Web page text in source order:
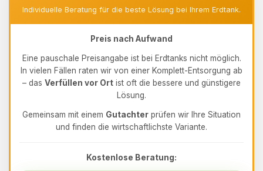
Individuelle Beratung für die beste Lösung bei Ihrem Erdtank.
Preis nach Aufwand
Eine pauschale Preisangabe ist bei Erdtanks nicht möglich.
In vielen Fällen raten wir von einer Komplett-Entsorgung ab
– das Verfüllen vor Ort ist oft die bessere und günstigere
Lösung.
Gemeinsam mit einem Gutachter prüfen wir Ihre Situation
und finden die wirtschaftlichste Variante.
Kostenlose Beratung: